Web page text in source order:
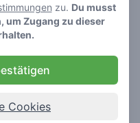
zu. Du musst
um Zugang zu dieser
Cookies